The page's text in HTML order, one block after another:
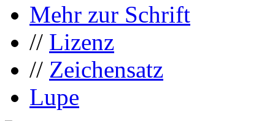
Mehr zur Schrift
// Lizenz
// Zeichensatz
Lupe